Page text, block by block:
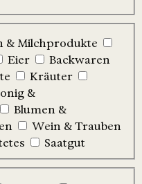
& Milchprodukte
Eier
Backwaren
Kräuter
&
Blumen &
Wein & Trauben
Saatgut